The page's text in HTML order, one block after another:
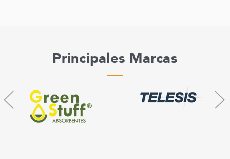
Principales Marcas